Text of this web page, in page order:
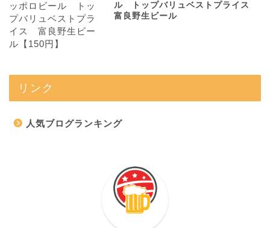
ル トップバリュベストプライス
富良野生ビール
リンク
人気ブログランキング